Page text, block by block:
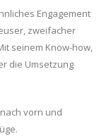
Engagement
zweifacher
seinem Know-how,
die Umsetzung
vorn und